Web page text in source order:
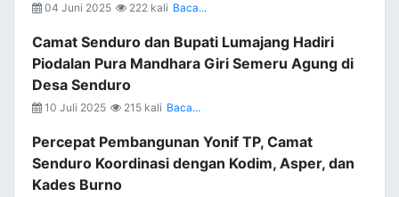
04 Juni 2025 222 kali Baca...
Camat Senduro dan Bupati Lumajang Hadiri
Piodalan Pura Mandhara Giri Semeru Agung di
Desa Senduro
10 Juli 2025 215 kali Baca...
Percepat Pembangunan Yonif TP, Camat
Senduro Koordinasi dengan Kodim, Asper, dan
Kades Burno